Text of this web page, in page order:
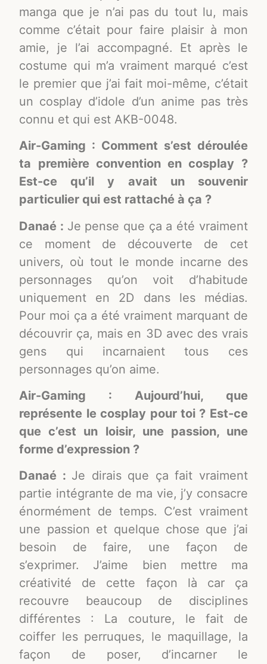
manga que je n’ai pas du tout lu, mais
comme c’était pour faire plaisir à mon
amie, je l’ai accompagné. Et après le
costume qui m’a vraiment marqué c’est
le premier que j’ai fait moi-même, c’était
un cosplay d’idole d’un anime pas très
connu et qui est AKB-0048.
Air-Gaming : Comment s’est déroulée
ta première convention en cosplay ?
Est-ce qu’il y avait un souvenir
particulier qui est rattaché à ça ?
Danaé : Je pense que ça a été vraiment
ce moment de découverte de cet
univers, où tout le monde incarne des
personnages qu’on voit d’habitude
uniquement en 2D dans les médias.
Pour moi ça a été vraiment marquant de
découvrir ça, mais en 3D avec des vrais
gens qui incarnaient tous ces
personnages qu’on aime.
Air-Gaming : Aujourd’hui, que
représente le cosplay pour toi ? Est-ce
que c’est un loisir, une passion, une
forme d’expression ?
Danaé : Je dirais que ça fait vraiment
partie intégrante de ma vie, j’y consacre
énormément de temps. C’est vraiment
une passion et quelque chose que j’ai
besoin de faire, une façon de
s’exprimer. J’aime bien mettre ma
créativité de cette façon là car ça
recouvre beaucoup de disciplines
différentes : La couture, le fait de
coiffer les perruques, le maquillage, la
façon de poser, d’incarner le